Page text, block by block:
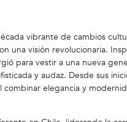
vibrante de cambios
una visión revolucionaria.
para vestir a una nueva
y audaz. Desde sus
combinar elegancia y